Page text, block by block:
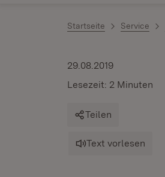
Startseite Service
29.08.2019
Lesezeit: 2 Minuten
Teilen
Text vorlesen